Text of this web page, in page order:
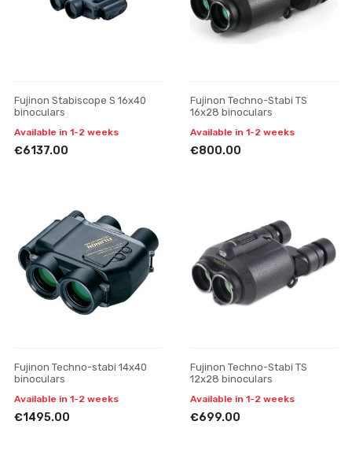
Fujinon Stabiscope S 16x40
binoculars
Available in 1-2 weeks
€6137.00
Fujinon Techno-Stabi TS
16x28 binoculars
Available in 1-2 weeks
€800.00
Fujinon Techno-stabi 14x40
binoculars
Available in 1-2 weeks
€1495.00
Fujinon Techno-Stabi TS
12x28 binoculars
Available in 1-2 weeks
€699.00